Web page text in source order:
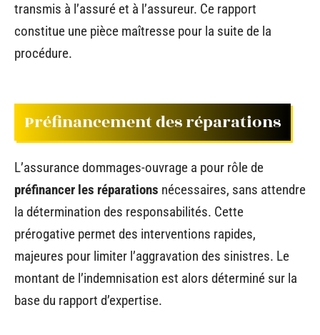
transmis à l’assuré et à l’assureur. Ce rapport
constitue une pièce maîtresse pour la suite de la
procédure.
Préfinancement des réparations
L’assurance dommages-ouvrage a pour rôle de
préfinancer les réparations nécessaires, sans attendre
la détermination des responsabilités. Cette
prérogative permet des interventions rapides,
majeures pour limiter l’aggravation des sinistres. Le
montant de l’indemnisation est alors déterminé sur la
base du rapport d’expertise.